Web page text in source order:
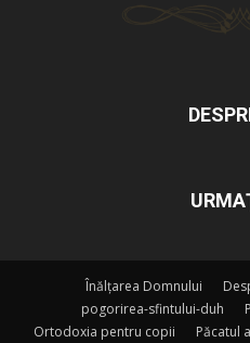
Înălțarea Domnului
pogorirea-sfintului-duh
Ortodoxia pentru copii
Păcatul